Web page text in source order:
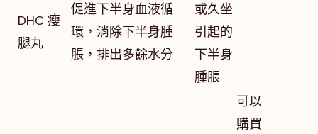
DHC 瘦
腿丸
促進下半身血液循
環，消除下半身腫
脹，排出多餘水分
或久坐
引起的
下半身
腫脹
可以
購買